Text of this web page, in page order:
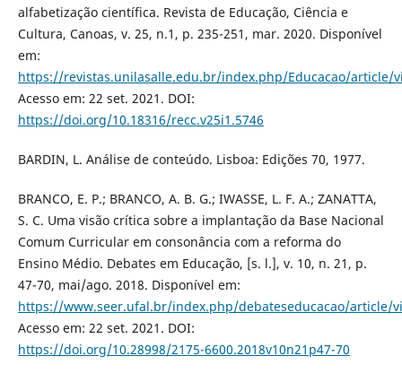
alfabetização científica. Revista de Educação, Ciência e
Cultura, Canoas, v. 25, n.1, p. 235-251, mar. 2020. Disponível
em:
https://revistas.unilasalle.edu.br/index.php/Educacao/article/
Acesso em: 22 set. 2021. DOI:
https://doi.org/10.18316/recc.v25i1.5746
BARDIN, L. Análise de conteúdo. Lisboa: Edições 70, 1977.
BRANCO, E. P.; BRANCO, A. B. G.; IWASSE, L. F. A.; ZANATTA,
S. C. Uma visão crítica sobre a implantação da Base Nacional
Comum Curricular em consonância com a reforma do
Ensino Médio. Debates em Educação, [s. l.], v. 10, n. 21, p.
47-70, mai/ago. 2018. Disponível em:
https://www.seer.ufal.br/index.php/debateseducacao/article/
Acesso em: 22 set. 2021. DOI:
https://doi.org/10.28998/2175-6600.2018v10n21p47-70